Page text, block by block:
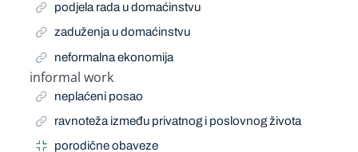
podjela rada u domaćinstvu
zaduženja u domaćinstvu
neformalna ekonomija
informal work
Related Term
neplaćeni posao
ravnoteža između privatnog i poslovnog života
porodične obaveze